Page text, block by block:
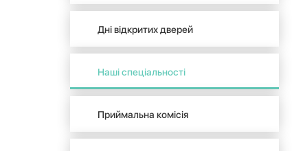
Дні відкритих дверей
Наші спеціальності
Приймальна комісія